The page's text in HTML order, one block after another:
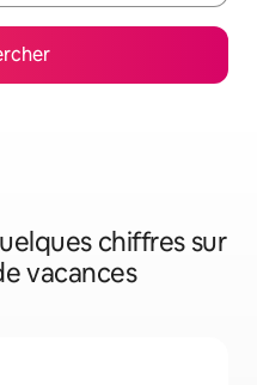
chiffres sur
vacances